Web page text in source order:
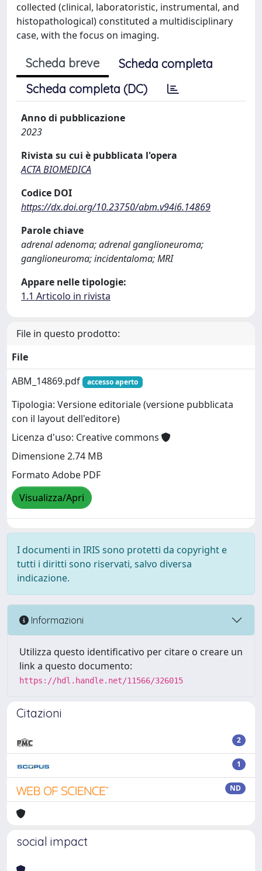
collected (clinical, laboratoristic, instrumental, and
histopathological) constituted a multidisciplinary
case, with the focus on imaging.
Scheda breve
Scheda completa
Scheda completa (DC)
Anno di pubblicazione
2023
Rivista su cui è pubblicata l'opera
ACTA BIOMEDICA
Codice DOI
https://dx.doi.org/10.23750/abm.v94i6.14869
Parole chiave
adrenal adenoma; adrenal ganglioneuroma;
ganglioneuroma; incidentaloma; MRI
Appare nelle tipologie:
1.1 Articolo in rivista
File in questo prodotto:
File
ABM_14869.pdf
accesso aperto
Tipologia: Versione editoriale (versione pubblicata
con il layout dell'editore)
Licenza d'uso: Creative commons
Dimensione 2.74 MB
Formato Adobe PDF
Visualizza/Apri
I documenti in IRIS sono protetti da copyright e
tutti i diritti sono riservati, salvo diversa
indicazione.
Informazioni
Utilizza questo identificativo per citare o creare un
link a questo documento:
https://hdl.handle.net/11566/326015
Citazioni
2
1
ND
social impact